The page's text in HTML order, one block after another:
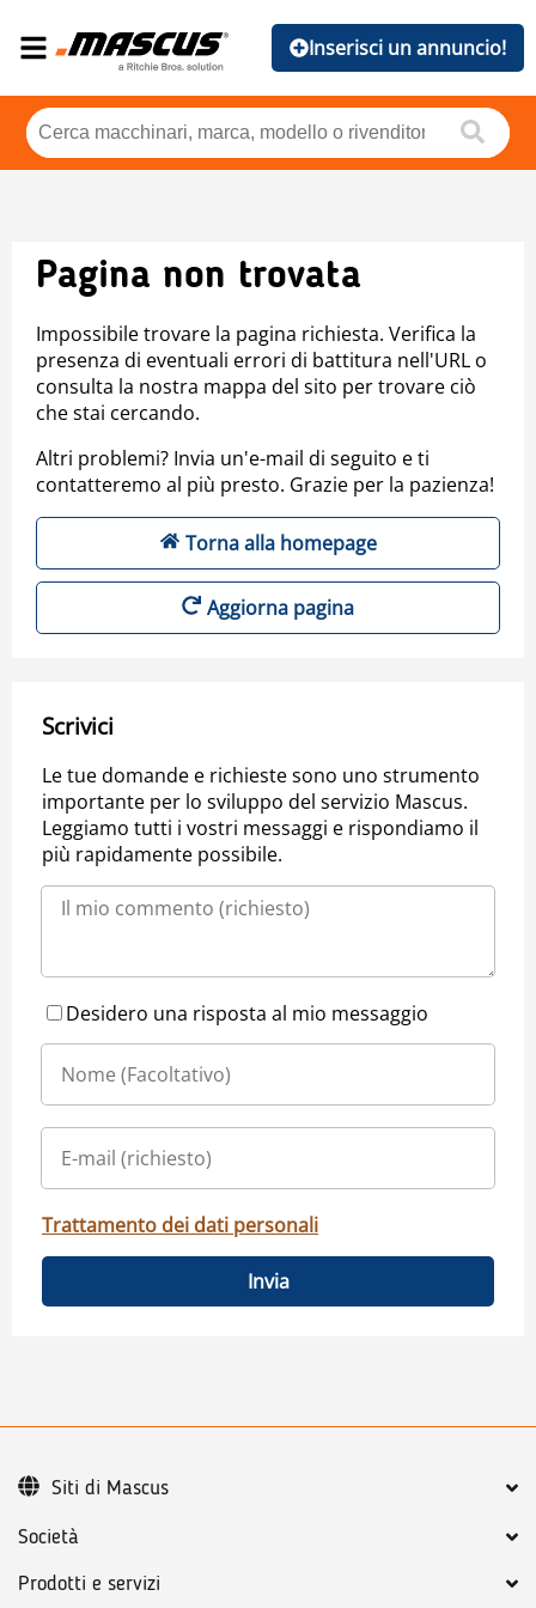
Inserisci un annuncio!
Pagina non trovata
Impossibile trovare la pagina richiesta. Verifica la
presenza di eventuali errori di battitura nell'URL o
consulta la nostra mappa del sito per trovare ciò
che stai cercando.
Altri problemi? Invia un'e-mail di seguito e ti
contatteremo al più presto. Grazie per la pazienza!
Torna alla homepage
Aggiorna pagina
Scrivici
Le tue domande e richieste sono uno strumento
importante per lo sviluppo del servizio Mascus.
Leggiamo tutti i vostri messaggi e rispondiamo il
più rapidamente possibile.
Desidero una risposta al mio messaggio
Trattamento dei dati personali
Invia
Società
Prodotti e servizi
Siti di Mascus